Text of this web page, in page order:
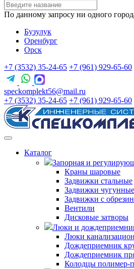
По данному запросу ни одного
Бузулук
Оренбург
Орск
+7 (3532) 35-24-65 +7 (961) 929-65-60
speckomplekt56@mail.ru
+7 (3532) 35-24-65 +7 (961) 929-65-60
Каталог
Запорная и
Краны шаровые
Задвижки стальные
Задвижки чугунные
Задвижки с
Вентили
Дисковые затворы
Люки и
Люки
Дождеприемник
Дождеприемник
Колодцы полимер-